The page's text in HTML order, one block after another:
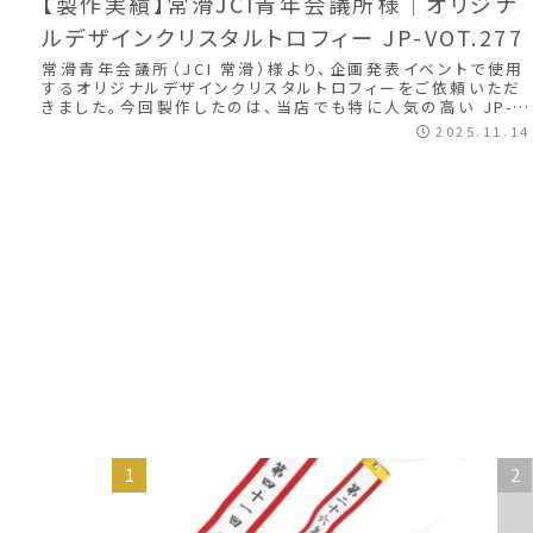
ルデザインクリスタルトロフィー JP-VOT.277
常滑青年会議所（JCI 常滑）様より、企画発表イベントで使用
するオリジナルデザインクリスタルトロフィーをご依頼いただ
きました。今回製作したのは、当店でも特に人気の高い JP-
2025.11.14